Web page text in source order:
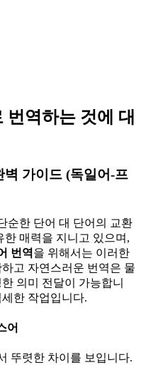
역하는 것에 대
가이드 (독일어-프
순한 단어 대 단어의 교환
한 매력을 지니고 있으며,
번역을 위해서는 이러한
고 자연스러운 번역은 물
의미 전달이 가능합니
세한 작업입니다.
어
뚜렷한 차이를 보입니다.